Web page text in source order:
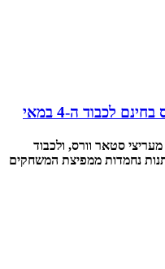
לכבוד ה-4 במאי
סטאר וורס, ולכבוד
נחמדות ממפיצת המשחקים